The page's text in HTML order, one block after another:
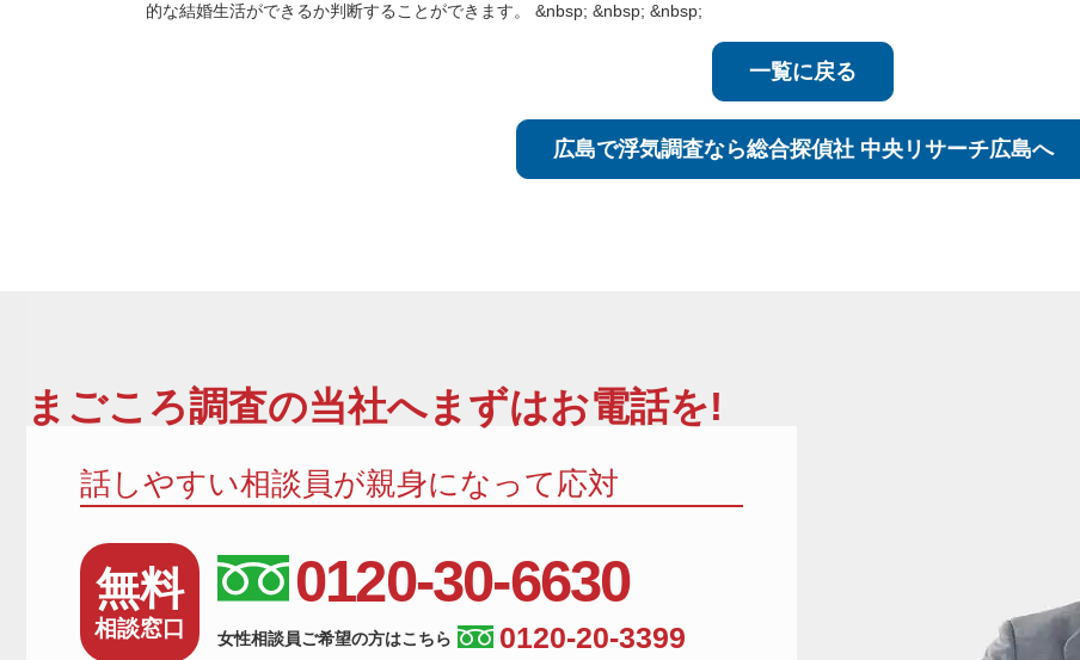
的な結婚生活ができるか判断することができます。 &nbsp; &nbsp; &nbsp;
一覧に戻る
広島で浮気調査なら総合探偵社 中央リサーチ広島へ
まごころ調査の当社へまずはお電話を!
話しやすい相談員が親身になって応対
無料
相談窓口
0120-30-6630相談窓口電話番号
女性相談員ご希望の方はこちら 0120-20-3399